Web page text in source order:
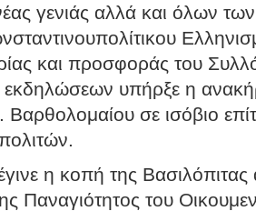
γενιάς αλλά και όλων
και προσφοράς του
υπήρξε η
Βαρθολομαίου σε ισόβιο
η κοπή της
Παναγιότητος του